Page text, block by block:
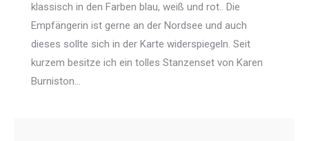
klassisch in den Farben blau, weiß und rot.. Die
Empfängerin ist gerne an der Nordsee und auch
dieses sollte sich in der Karte widerspiegeln. Seit
kurzem besitze ich ein tolles Stanzenset von Karen
Burniston…